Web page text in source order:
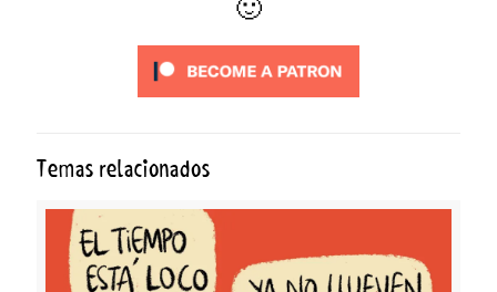
🙂
Temas relacionados